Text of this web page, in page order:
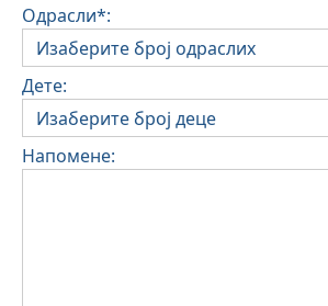
Одрасли*:
Дете:
Напомене: